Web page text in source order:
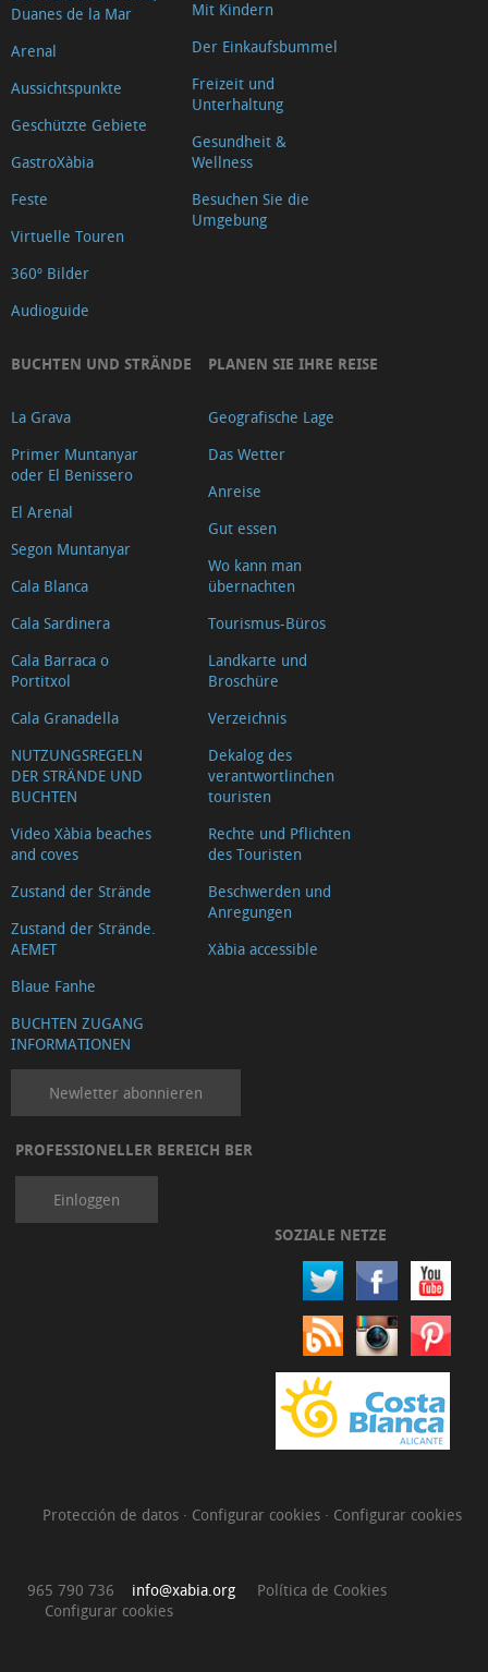
Duanes de la Mar
Arenal
Aussichtspunkte
Geschützte Gebiete
GastroXàbia
Feste
Virtuelle Touren
360º Bilder
Audioguide
Mit Kindern
Der Einkaufsbummel
Freizeit und
Unterhaltung
Gesundheit &
Wellness
Besuchen Sie die
Umgebung
BUCHTEN UND STRÄNDE
La Grava
Primer Muntanyar
oder El Benissero
El Arenal
Segon Muntanyar
Cala Blanca
Cala Sardinera
Cala Barraca o
Portitxol
Cala Granadella
NUTZUNGSREGELN
DER STRÄNDE UND
BUCHTEN
Video Xàbia beaches
and coves
Zustand der Strände
Zustand der Strände.
AEMET
Blaue Fanhe
BUCHTEN ZUGANG
INFORMATIONEN
PLANEN SIE IHRE REISE
Geografische Lage
Das Wetter
Anreise
Gut essen
Wo kann man
übernachten
Tourismus-Büros
Landkarte und
Broschüre
Verzeichnis
Dekalog des
verantwortlinchen
touristen
Rechte und Pflichten
des Touristen
Beschwerden und
Anregungen
Xàbia accessible
Newletter abonnieren
PROFESSIONELLER BEREICH BER
Einloggen
SOZIALE NETZE
Protección de datos · Configurar cookies · Configurar cookies
965 790 736 info@xabia.org
Política de Cookies
Configurar cookies